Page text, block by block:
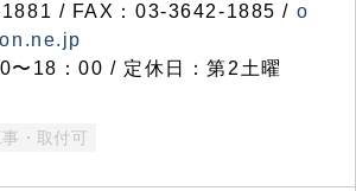
/ FAX：03-3642-1885 / o
〜18：00 / 定休日：第2土曜
事・取付可